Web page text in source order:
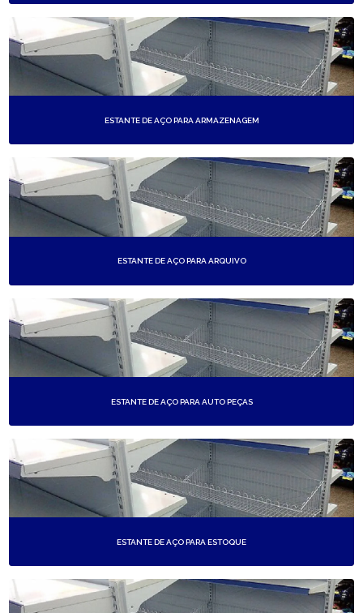
ESTANTE DE AÇO PARA ARMAZENAGEM
ESTANTE DE AÇO PARA ARQUIVO
ESTANTE DE AÇO PARA AUTO PEÇAS
ESTANTE DE AÇO PARA ESTOQUE